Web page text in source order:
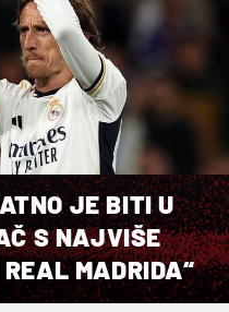
JE BITI U
S NAJVIŠE
MADRIDA“